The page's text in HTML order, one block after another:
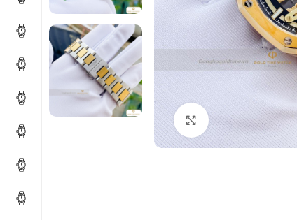
Click to enlarge